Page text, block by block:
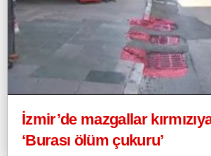
İzmir’de mazgallar
‘Burası ölüm çukuru’